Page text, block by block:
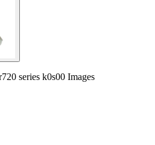
series k0s00 Images